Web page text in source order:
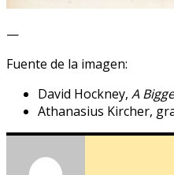
—
Fuente de la imagen:
David Hockney, A
Athanasius Kircher,